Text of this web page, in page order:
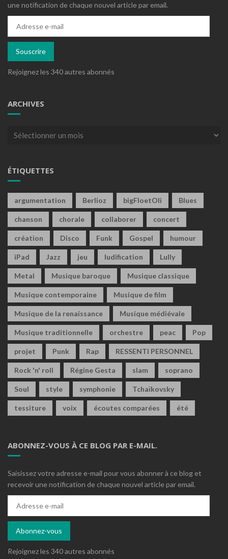
une notification de chaque nouvel article par email.
mail
Souscrire
Rejoignez les 340 autres abonnés
ARCHIVES
Archives
ÉTIQUETTES
argumentation Berlioz bigFloetOli Blues
chanson chorale collaborer concert
création Disco Funk Gospel humour
iPad Jazz jeu ludification Lully
Metal Musique baroque Musique classique
Musique contemporaine Musique de film
Musique de la renaissance Musique médiévale
Musique traditionnelle orchestre peac Pop
projet Punk Rap RESSENTI PERSONNEL
Rock 'n' roll Régine Gesta slam soprano
Soul style symphonie Tchaïkovsky
tessiture voix écoutes comparées été
ABONNEZ-VOUS À CE BLOG PAR E-MAIL.
Saisissez votre adresse e-mail pour vous abonner à ce blog et
recevoir une notification de chaque nouvel article par email.
mail
Abonnez-vous
Rejoignez les 340 autres abonnés